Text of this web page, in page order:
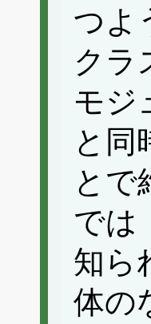
つよ
クラ
モジ
と同
とで
では
知ら
体の